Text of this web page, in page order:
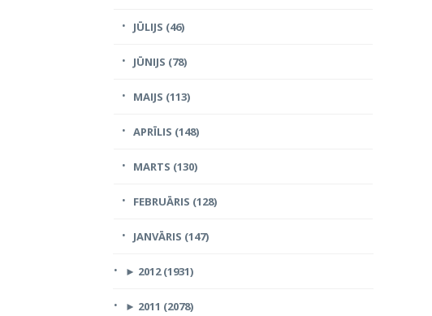
JŪLIJS (46)
JŪNIJS (78)
MAIJS (113)
APRĪLIS (148)
MARTS (130)
FEBRUĀRIS (128)
JANVĀRIS (147)
► 2012 (1931)
► 2011 (2078)